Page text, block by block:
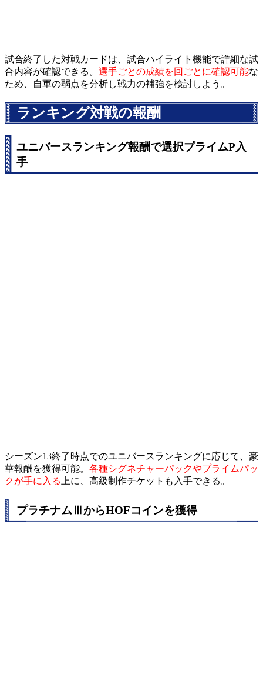
試合終了した対戦カードは、試合ハイライト機能で詳細な試
合内容が確認できる。 選手ごとの成績を回ごとに確認可能な
ため、自軍の弱点を分析し戦力の補強を検討しよう。
ランキング対戦の報酬
ユニバースランキング報酬で選択プライムP入
手
シーズン13終了時点でのユニバースランキングに応じて、豪
華報酬を獲得可能。 各種シグネチャーパックやプライムパッ
クが手に入る 上に、高級制作チケットも入手できる。
プラチナムⅢからHOFコインを獲得